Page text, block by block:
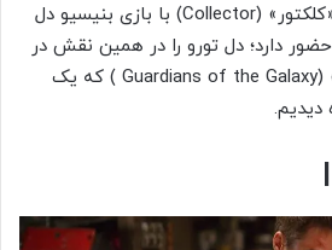
آشنا می‌شوند. همچنین «کلکتور» (Collector) با بازی بنیسیو دل
دارد؛ دل تورو را در همین نقش در
فیلم «نگهبانان کهکشان» (Guardians of the Galaxy ) که یک
دیدیم.